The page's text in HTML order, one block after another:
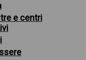
e centri